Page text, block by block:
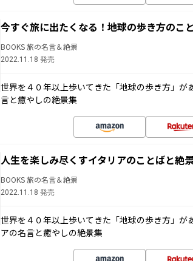
今すぐ旅に出たくなる！地球の歩き方のこ
BOOKS 旅の名言＆絶景
2022.11.18 発売
世界を４０年以上歩いてきた「地球の歩き方」
言と癒やしの絶景集
人生を楽しみ尽くすイタリアのことばと絶
BOOKS 旅の名言＆絶景
2022.11.18 発売
世界を４０年以上歩いてきた「地球の歩き方」が
アの名言と癒やしの絶景集